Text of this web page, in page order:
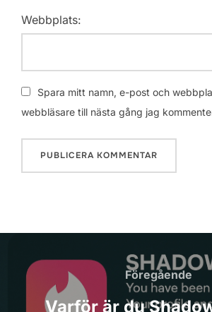
Webbplats:
Spara mitt namn, e-post och
webbläsare till nästa gång jag
Inläggsnavigering
Föregående
Varför är du